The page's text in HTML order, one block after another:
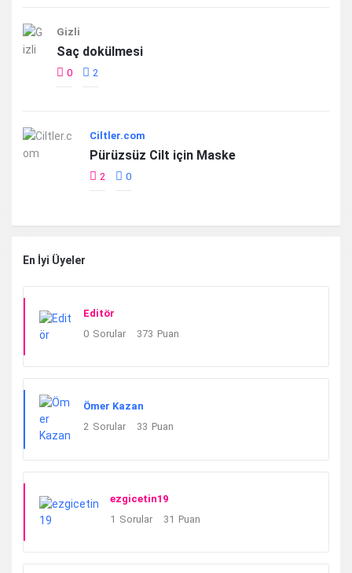
Gizli
Saç dokülmesi
0 2
Ciltler.com
Pürüzsüz Cilt için Maske
2 0
En İyi Üyeler
Editör
0 Sorular 373 Puan
Ömer Kazan
2 Sorular 33 Puan
ezgicetin19
1 Sorular 31 Puan